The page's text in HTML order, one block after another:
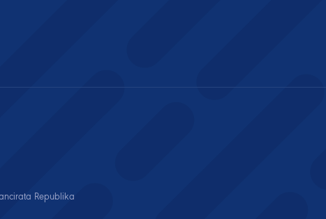
Republika